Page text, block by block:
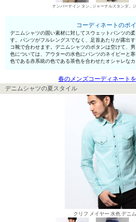
ナンバーナイン タンクトップ ジャーナルスタンダード スウェットパンツ
コーディネートのポ
デニムシャツの固い素材に対してスウェットパンツの
す。パンツがフルレングスでなく、足首あたりが露出
コ靴で合わせます。デニムシャツのボタンは空けて、男
色については、アウターの水色にパンツのネイビーと
色である赤系統の色である茶色を合わせたオシャレなカ
春のメンズコーディネート
デニムシャツの夏スタイル
クリフ メイヤー 水色 デニ